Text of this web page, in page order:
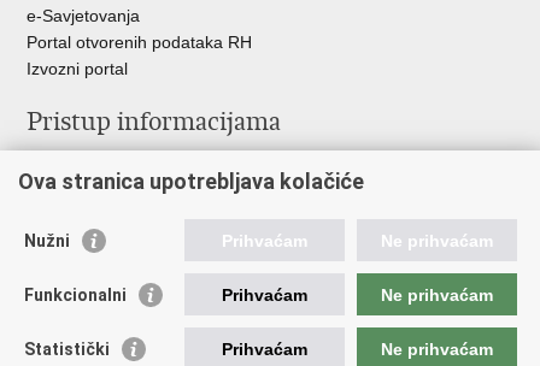
e-Savjetovanja
Portal otvorenih podataka RH
Izvozni portal
Pristup informacijama
Izjava o pristupačnosti
Ravnopravnost spolova u MORH-u i OSRH
Važne poveznice
Vlada RH
Ova stranica upotrebljava kolačiće
Nužni Prihvaćam Ne prihvaćam
Funkcionalni Prihvaćam Ne prihvaćam
Statistički Prihvaćam Ne prihvaćam